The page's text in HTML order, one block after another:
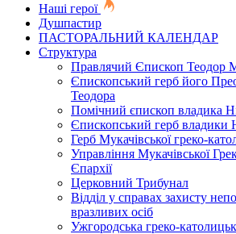
Наші герої
Душпастир
ПАСТОРАЛЬНИЙ КАЛЕНДАР
Структура
Правлячий Єпископ Теодор
Єпископський герб його
Теодора
Помічний єпископ владика
Єпископський герб владики
Герб Мукачівської греко-
Управління Мукачівської
Єпархії
Церковний Трибунал
Відділ у справах захисту
вразливих осіб
Ужгородська греко-